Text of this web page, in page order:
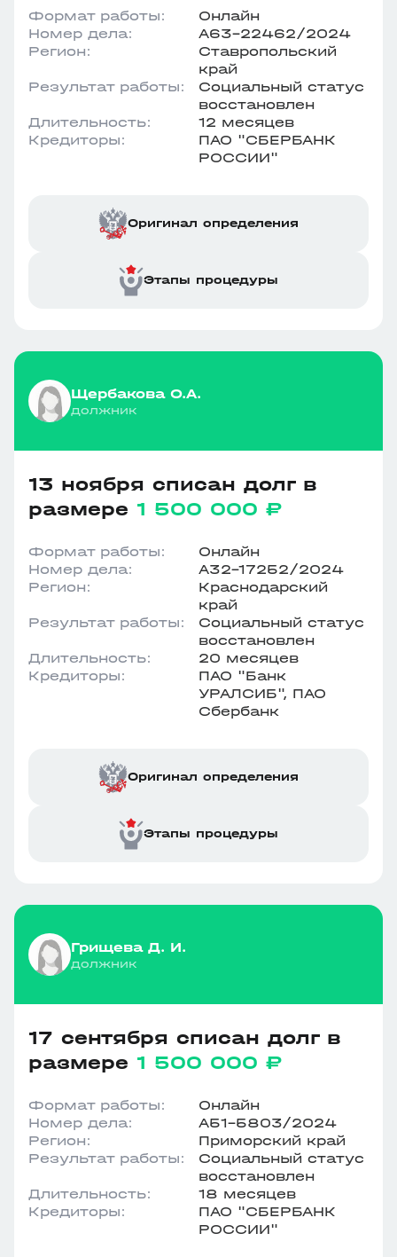
Формат работы:
Онлайн
Номер дела:
А63-22462/2024
Регион:
Ставропольский
край
Результат работы:
Социальный статус
восстановлен
Длительность:
12 месяцев
Кредиторы:
ПАО "СБЕРБАНК
РОССИИ"
Оригинал определения
Этапы процедуры
Щербакова О.А.
должник
13 ноября списан долг в
размере 1 500 000 ₽
Формат работы:
Онлайн
Номер дела:
А32-17252/2024
Регион:
Краснодарский
край
Результат работы:
Социальный статус
восстановлен
Длительность:
20 месяцев
Кредиторы:
ПАО "Банк
УРАЛСИБ", ПАО
Сбербанк
Оригинал определения
Этапы процедуры
Грищева Д. И.
должник
17 сентября списан долг в
размере 1 500 000 ₽
Формат работы:
Онлайн
Номер дела:
А51-5803/2024
Регион:
Приморский край
Результат работы:
Социальный статус
восстановлен
Длительность:
18 месяцев
Кредиторы:
ПАО "СБЕРБАНК
РОССИИ"